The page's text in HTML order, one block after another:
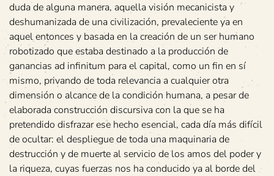
duda de alguna manera, aquella visión mecanicista y
deshumanizada de una civilización, prevaleciente ya en
aquel entonces y basada en la creación de un ser humano
robotizado que estaba destinado a la producción de
ganancias ad infinitum para el capital, como un fin en sí
mismo, privando de toda relevancia a cualquier otra
dimensión o alcance de la condición humana, a pesar de
elaborada construcción discursiva con la que se ha
pretendido disfrazar ese hecho esencial, cada día más difícil
de ocultar: el despliegue de toda una maquinaria de
destrucción y de muerte al servicio de los amos del poder y
la riqueza, cuyas fuerzas nos ha conducido ya al borde del